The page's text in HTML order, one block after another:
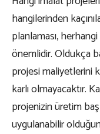
hangilerinden
planlaması,
önemlidir. Oldukça
projesi maliyetlerini
karlı olmayacaktır.
projenizin üretim
uygulanabilir